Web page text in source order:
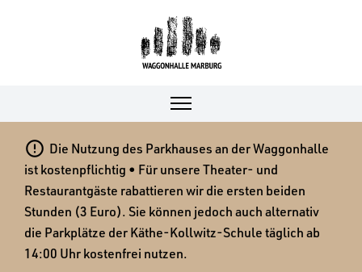
 Die Nutzung des Parkhauses an der Waggonhalle
ist kostenpflichtig • Für unsere Theater- und
Restaurantgäste rabattieren wir die ersten beiden
Stunden (3 Euro). Sie können jedoch auch alternativ
die Parkplätze der Käthe-Kollwitz-Schule täglich ab
14:00 Uhr kostenfrei nutzen.